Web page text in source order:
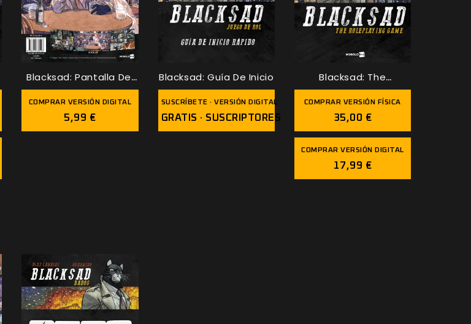
Blacksad: Pantalla Del
DJ
COMPRAR VERSIÓN DIGITAL
5,99 €
Blacksad: Guía De Inicio
SUSCRÍBETE · VERSIÓN DIGITAL
GRATIS · SUSCRIPTORES
Blacksad: The
Roleplaying Game
COMPRAR VERSIÓN FÍSICA
35,00 €
COMPRAR VERSIÓN DIGITAL
17,99 €